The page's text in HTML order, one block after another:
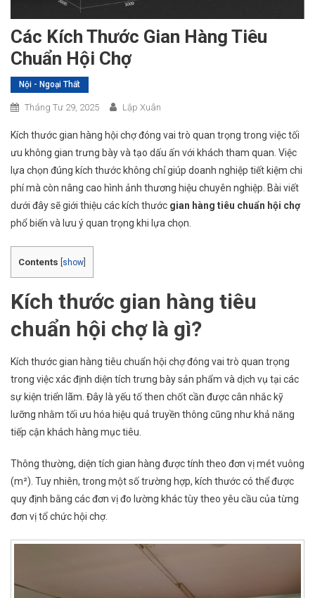
Các Kích Thước Gian Hàng Tiêu
Chuẩn Hội Chợ
Nội - Ngoại Thất
Tháng Tư 29, 2025 Lập Xuân
Kích thước gian hàng hội chợ đóng vai trò quan trọng trong việc tối
ưu không gian trưng bày và tạo dấu ấn với khách tham quan. Việc
lựa chọn đúng kích thước không chỉ giúp doanh nghiệp tiết kiệm chi
phí mà còn nâng cao hình ảnh thương hiệu chuyên nghiệp. Bài viết
dưới đây sẽ giới thiệu các kích thước gian hàng tiêu chuẩn hội chợ
phổ biến và lưu ý quan trọng khi lựa chọn.
Contents show
Kích thước gian hàng tiêu
chuẩn hội chợ là gì?
Kích thước gian hàng tiêu chuẩn hội chợ đóng vai trò quan trọng
trong việc xác định diện tích trưng bày sản phẩm và dịch vụ tại các
sự kiện triển lãm. Đây là yếu tố then chốt cần được cân nhắc kỹ
lưỡng nhằm tối ưu hóa hiệu quả truyền thông cũng như khả năng
tiếp cận khách hàng mục tiêu.
Thông thường, diện tích gian hàng được tính theo đơn vị mét vuông
(m²). Tuy nhiên, trong một số trường hợp, kích thước có thể được
quy định bằng các đơn vị đo lường khác tùy theo yêu cầu của từng
đơn vị tổ chức hội chợ.